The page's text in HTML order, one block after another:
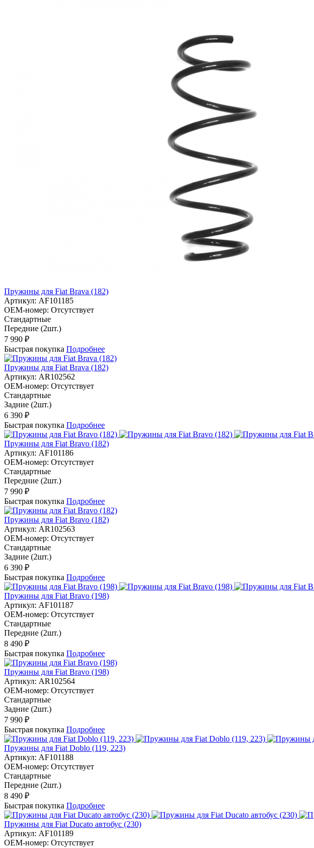
Пружины для Fiat Brava (182)
Артикул: AF101185
OEM-номер: Отсутствует
Стандартные
Передние (2шт.)
7 990 ₽
Быстрая покупка Подробнее
Пружины для Fiat Brava (182)
Артикул: AR102562
OEM-номер: Отсутствует
Стандартные
Задние (2шт.)
6 390 ₽
Быстрая покупка Подробнее
Пружины для Fiat Bravo (182)
Артикул: AF101186
OEM-номер: Отсутствует
Стандартные
Передние (2шт.)
7 990 ₽
Быстрая покупка Подробнее
Пружины для Fiat Bravo (182)
Артикул: AR102563
OEM-номер: Отсутствует
Стандартные
Задние (2шт.)
6 390 ₽
Быстрая покупка Подробнее
Пружины для Fiat Bravo (198)
Артикул: AF101187
OEM-номер: Отсутствует
Стандартные
Передние (2шт.)
8 490 ₽
Быстрая покупка Подробнее
Пружины для Fiat Bravo (198)
Артикул: AR102564
OEM-номер: Отсутствует
Стандартные
Задние (2шт.)
7 990 ₽
Быстрая покупка Подробнее
Пружины для Fiat Doblo (119, 223)
Артикул: AF101188
OEM-номер: Отсутствует
Стандартные
Передние (2шт.)
8 490 ₽
Быстрая покупка Подробнее
Пружины для Fiat Ducato автобус (230)
Артикул: AF101189
OEM-номер: Отсутствует